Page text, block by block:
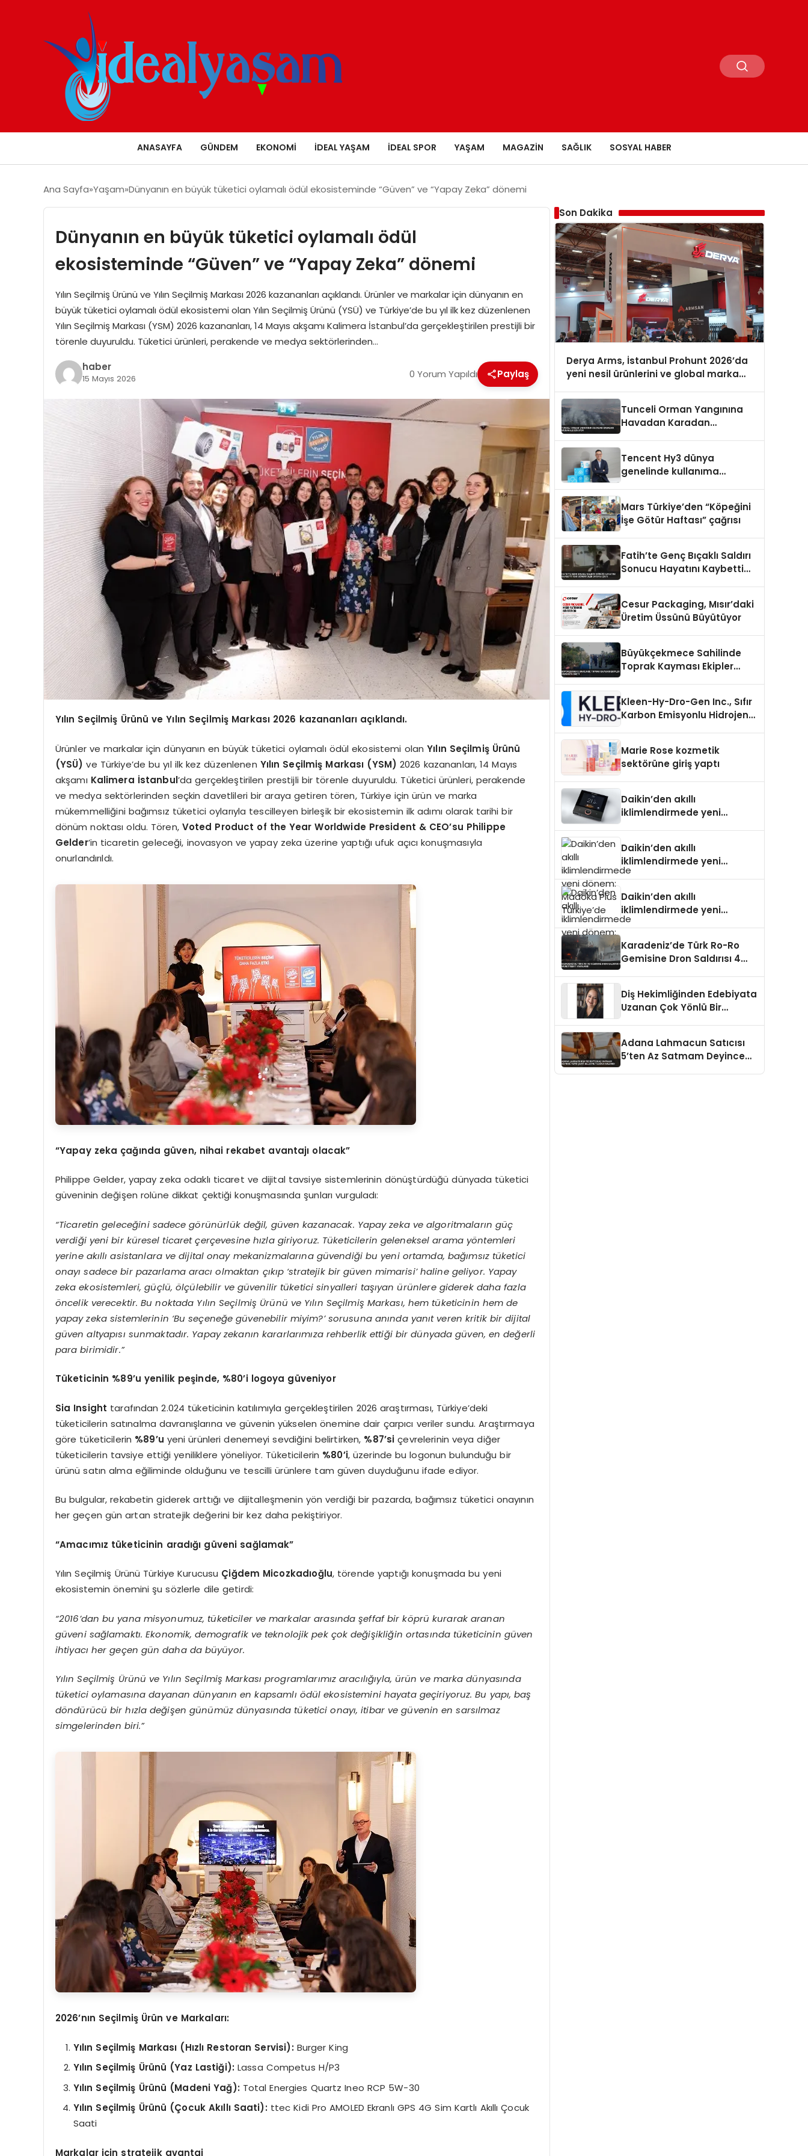
ANASAYFA GÜNDEM EKONOMI İDEAL YAŞAM İDEAL SPOR YAŞAM MAGAZIN SAĞLIK SOSYAL HABER
Ana Sayfa Yaşam Dünyanın en büyük tüketici oylamalı ödül ekosisteminde “Güven” ve “Yapay Zeka” dönemi
Dünyanın en büyük tüketici oylamalı ödül
ekosisteminde “Güven” ve “Yapay Zeka” dönemi
Yılın Seçilmiş Ürünü ve Yılın Seçilmiş Markası 2026 kazananları açıklandı. Ürünler ve markalar için dünyanın en
büyük tüketici oylamalı ödül ekosistemi olan Yılın Seçilmiş Ürünü (YSÜ) ve Türkiye’de bu yıl ilk kez düzenlenen
Yılın Seçilmiş Markası (YSM) 2026 kazananları, 14 Mayıs akşamı Kalimera İstanbul’da gerçekleştirilen prestijli bir
törenle duyuruldu. Tüketici ürünleri, perakende ve medya sektörlerinden…
haber
15 Mayıs 2026 0 Yorum Yapıldı Paylaş
Yılın Seçilmiş Ürünü ve Yılın Seçilmiş Markası 2026 kazananları açıklandı.
Ürünler ve markalar için dünyanın en büyük tüketici oylamalı ödül ekosistemi olanYılın Seçilmiş Ürünü
(YSÜ) ve Türkiye’de bu yıl ilk kez düzenlenen Yılın Seçilmiş Markası (YSM) 2026 kazananları, 14 Mayıs
akşamı Kalimera İstanbul’da gerçekleştirilen prestijli bir törenle duyuruldu. Tüketici ürünleri, perakende
ve medya sektörlerinden seçkin davetlileri bir araya getiren tören, Türkiye için ürün ve marka
mükemmelliğini bağımsız tüketici oylarıyla tescilleyen birleşik bir ekosistemin ilk adımı olarak tarihi bir
dönüm noktası oldu. Tören, Voted Product of the Year Worldwide President & CEO’su Philippe
Gelder’in ticaretin geleceği, inovasyon ve yapay zeka üzerine yaptığı ufuk açıcı konuşmasıyla
onurlandırıldı.
“Yapay zeka çağında güven, nihai rekabet avantajı olacak”
Philippe Gelder, yapay zeka odaklı ticaret ve dijital tavsiye sistemlerinin dönüştürdüğü dünyada tüketici
güveninin değişen rolüne dikkat çektiği konuşmasında şunları vurguladı:
“Ticaretin geleceğini sadece görünürlük değil, güven kazanacak. Yapay zeka ve algoritmaların güç
verdiği yeni bir küresel ticaret çerçevesine hızla giriyoruz. Tüketicilerin geleneksel arama yöntemleri
yerine akıllı asistanlara ve dijital onay mekanizmalarına güvendiği bu yeni ortamda, bağımsız tüketici
onayı sadece bir pazarlama aracı olmaktan çıkıp ‘stratejik bir güven mimarisi’ haline geliyor. Yapay
zeka ekosistemleri, güçlü, ölçülebilir ve güvenilir tüketici sinyalleri taşıyan ürünlere giderek daha fazla
öncelik verecektir. Bu noktada Yılın Seçilmiş Ürünü ve Yılın Seçilmiş Markası, hem tüketicinin hem de
yapay zeka sistemlerinin ‘Bu seçeneğe güvenebilir miyim?’ sorusuna anında yanıt veren kritik bir dijital
güven altyapısı sunmaktadır. Yapay zekanın kararlarımıza rehberlik ettiği bir dünyada güven, en değerli
para birimidir.”
Tüketicinin %89’u yenilik peşinde, %80’i logoya güveniyor
Sia Insight tarafından 2.024 tüketicinin katılımıyla gerçekleştirilen 2026 araştırması, Türkiye’deki
tüketicilerin satınalma davranışlarına ve güvenin yükselen önemine dair çarpıcı veriler sundu. Araştırmaya
göre tüketicilerin %89’u yeni ürünleri denemeyi sevdiğini belirtirken, %87’si çevrelerinin veya diğer
tüketicilerin tavsiye ettiği yeniliklere yöneliyor. Tüketicilerin %80’i, üzerinde bu logonun bulunduğu bir
ürünü satın alma eğiliminde olduğunu ve tescilli ürünlere tam güven duyduğunu ifade ediyor.
Bu bulgular, rekabetin giderek arttığı ve dijitalleşmenin yön verdiği bir pazarda, bağımsız tüketici onayının
her geçen gün artan stratejik değerini bir kez daha pekiştiriyor.
“Amacımız tüketicinin aradığı güveni sağlamak”
Yılın Seçilmiş Ürünü Türkiye Kurucusu Çiğdem Micozkadıoğlu, törende yaptığı konuşmada bu yeni
ekosistemin önemini şu sözlerle dile getirdi:
“2016’dan bu yana misyonumuz, tüketiciler ve markalar arasında şeffaf bir köprü kurarak aranan
güveni sağlamaktı. Ekonomik, demografik ve teknolojik pek çok değişikliğin ortasında tüketicinin güven
ihtiyacı her geçen gün daha da büyüyor.
Yılın Seçilmiş Ürünü ve Yılın Seçilmiş Markası programlarımız aracılığıyla, ürün ve marka dünyasında
tüketici oylamasına dayanan dünyanın en kapsamlı ödül ekosistemini hayata geçiriyoruz. Bu yapı, baş
döndürücü bir hızla değişen günümüz dünyasında tüketici onayı, itibar ve güvenin en sarsılmaz
simgelerinden biri.”
2026’nın Seçilmiş Ürün ve Markaları:
Yılın Seçilmiş Markası (Hızlı Restoran Servisi): Burger King
Yılın Seçilmiş Ürünü (Yaz Lastiği): Lassa Competus H/P3
Yılın Seçilmiş Ürünü (Madeni Yağ): Total Energies Quartz Ineo RCP 5W-30
Yılın Seçilmiş Ürünü (Çocuk Akıllı Saati): ttec Kidi Pro AMOLED Ekranlı GPS 4G Sim Kartlı Akıllı Çocuk
Saati
Markalar için stratejik avantaj
Son Dakika
Derya Arms, İstanbul Prohunt 2026’da
yeni nesil ürünlerini ve global marka
Tunceli Orman Yangınına
Havadan Karadan
Tencent Hy3 dünya
genelinde kullanıma
Mars Türkiye’den “Köpeğini
İşe Götür Haftası” çağrısı
Fatih’te Genç Bıçaklı Saldırı
Sonucu Hayatını Kaybetti
Cesur Packaging, Mısır’daki
Üretim Üssünü Büyütüyor
Büyükçekmece Sahilinde
Toprak Kayması Ekipler
Kleen-Hy-Dro-Gen Inc., Sıfır
Karbon Emisyonlu Hidrojen
Aldı
Marie Rose kozmetik
sektörüne giriş yaptı
Daikin’den akıllı
iklimlendirmede yeni
Daikin’den akıllı
iklimlendirmede yeni
dönem: Madoka Plus
Daikin’den akıllı
iklimlendirmede yeni
dönem: Madoka Plus
Karadeniz’de Türk Ro-Ro
Gemisine Dron Saldırısı 4
Diş Hekimliğinden Edebiyata
Uzanan Çok Yönlü Bir
Adana Lahmacun Satıcısı
5’ten Az Satmam Deyince